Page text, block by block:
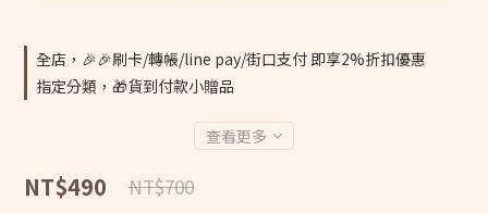
全店，🎉🎉刷卡/轉帳/line pay/街口支付 即享2%折扣優惠
指定分類，🎁貨到付款小贈品
查看更多
NT$490 NT$700